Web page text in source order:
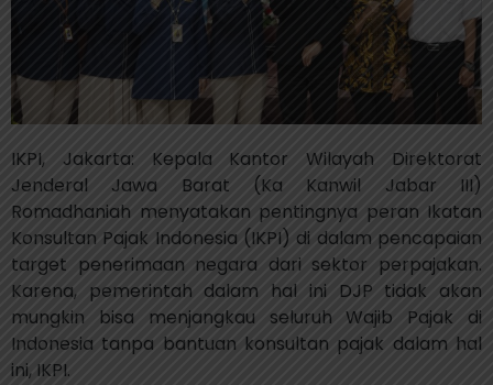
IKPI, Jakarta: Kepala Kantor Wilayah Direktorat
Jenderal Jawa Barat (Ka Kanwil Jabar III)
Romadhaniah menyatakan pentingnya peran Ikatan
Konsultan Pajak Indonesia (IKPI) di dalam pencapaian
target penerimaan negara dari sektor perpajakan.
Karena, pemerintah dalam hal ini DJP tidak akan
mungkin bisa menjangkau seluruh Wajib Pajak di
Indonesia tanpa bantuan konsultan pajak dalam hal
ini, IKPI.